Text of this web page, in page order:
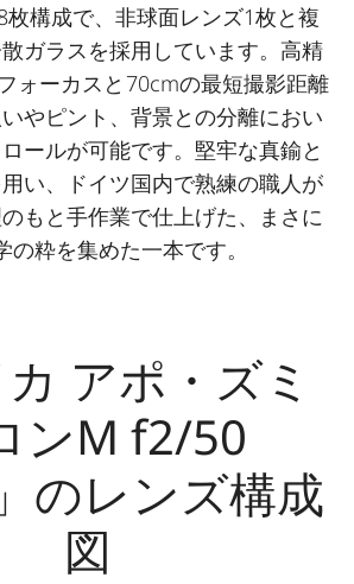
構成で、非球面レンズ1枚と複
ガラスを採用しています。高精
ォーカスと70cmの最短撮影距離
やピント、背景との分離におい
ールが可能です。堅牢な真鍮と
い、ドイツ国内で熟練の職人が
もと手作業で仕上げた、まさに
の粋を集めた一本です。
カ アポ・ズミ
ンM f2/50
のレンズ構成
図